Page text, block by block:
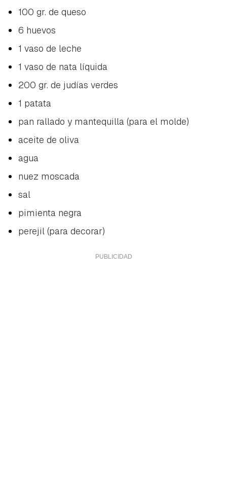
100 gr. de queso
6 huevos
1 vaso de leche
1 vaso de nata líquida
200 gr. de judías verdes
1 patata
pan rallado y mantequilla (para el molde)
aceite de oliva
agua
nuez moscada
sal
pimienta negra
perejil (para decorar)